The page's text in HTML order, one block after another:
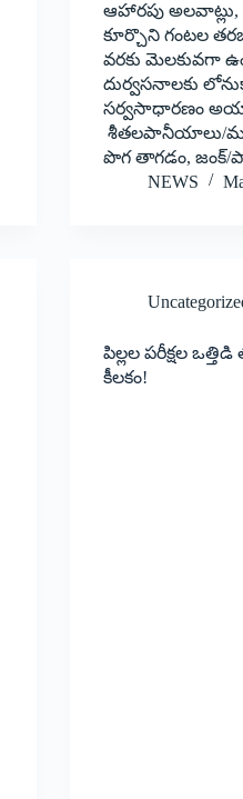
ఆహారపు అలవాట్లు,
కూర్చొని గంటల
వరకు మెలకువగా
దుర్వసనాలకు
సర్వసాధారణం
శీతలపానీయాలు/
పొగ తాగడం, జంక్‌/
NEWS
పిల్లల పరీక్షల
కీలకం!